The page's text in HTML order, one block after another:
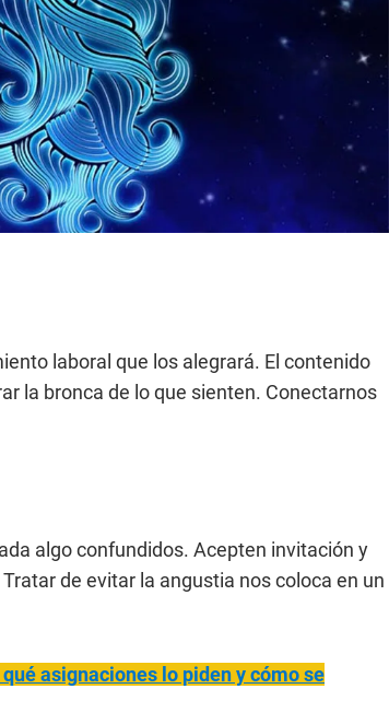
laboral que los alegrará. El contenido
la bronca de lo que sienten. Conectarnos
algo confundidos. Acepten invitación y
de evitar la angustia nos coloca en un
asignaciones lo piden y cómo se